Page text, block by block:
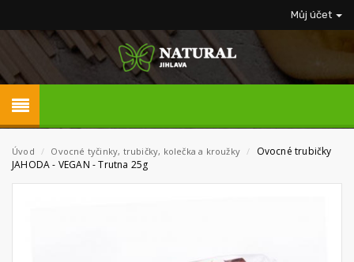
Můj účet
Úvod / Ovocné tyčinky, trubičky, kolečka a kroužky /
Ovocné trubičky
JAHODA - VEGAN - Trutna 25g